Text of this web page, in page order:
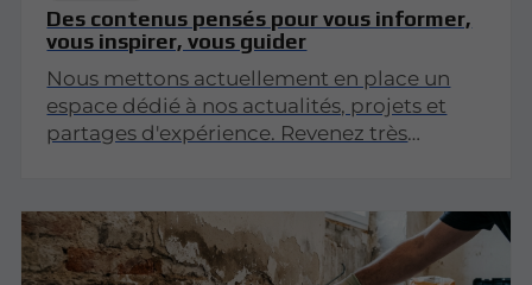
Des contenus pensés pour vous informer,
vous inspirer, vous guider
Nous mettons actuellement en place un
espace dédié à nos actualités, projets et
partages d'expérience. Revenez très